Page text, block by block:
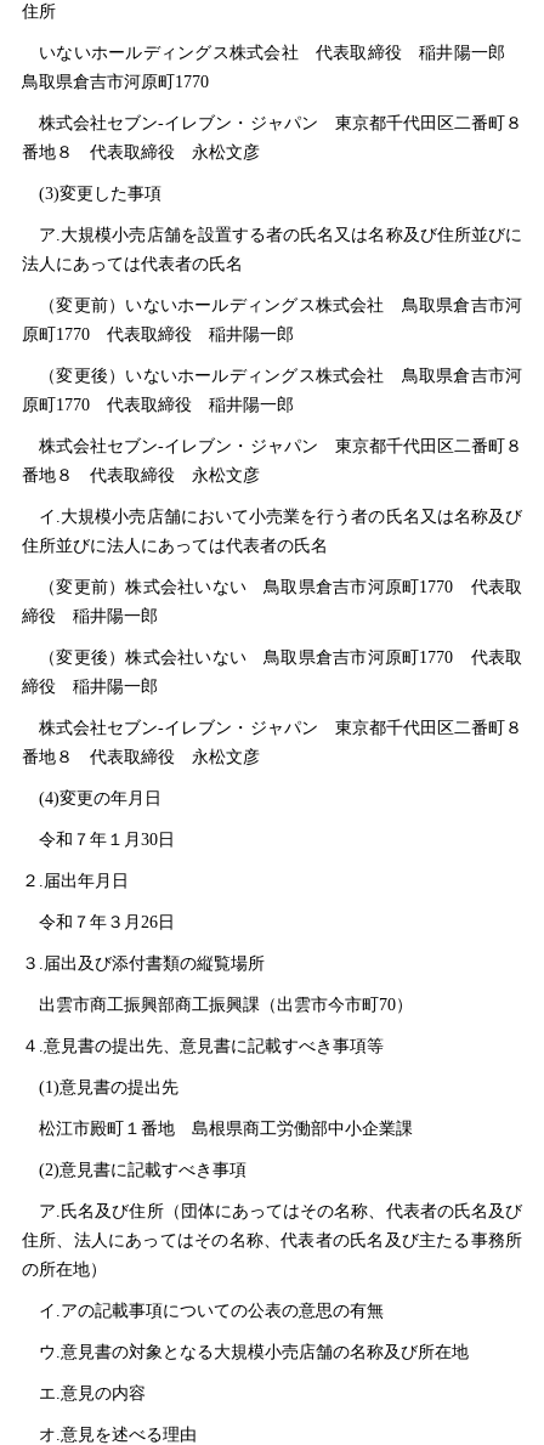
住所
いないホールディングス株式会社 代表取締役稲井陽一郎
鳥取県倉吉市河原町1770
株式会社セブン‐イレブン・ジャパン 東京都千代田区二番町８
番地８ 代表取締役 永松文彦
(3)変更した事項
ア.大規模小売店舗を設置する者の氏名又は名称及び住所並びに
法人にあっては代表者の氏名
（変更前）いないホールディングス株式会社 鳥取県倉吉市河
原町1770 代表取締役 稲井陽一郎
（変更後）いないホールディングス株式会社 鳥取県倉吉市河
原町1770 代表取締役 稲井陽一郎
株式会社セブン‐イレブン・ジャパン 東京都千代田区二番町８
番地８ 代表取締役 永松文彦
イ.大規模小売店舗において小売業を行う者の氏名又は名称及び
住所並びに法人にあっては代表者の氏名
（変更前）株式会社いない 鳥取県倉吉市河原町1770 代表取
締役 稲井陽一郎
（変更後）株式会社いない 鳥取県倉吉市河原町1770 代表取
締役 稲井陽一郎
株式会社セブン‐イレブン・ジャパン 東京都千代田区二番町８
番地８ 代表取締役 永松文彦
(4)変更の年月日
令和７年１月30日
２.届出年月日
令和７年３月26日
３.届出及び添付書類の縦覧場所
出雲市商工振興部商工振興課（出雲市今市町70）
４.意見書の提出先、意見書に記載すべき事項等
(1)意見書の提出先
松江市殿町１番地 島根県商工労働部中小企業課
(2)意見書に記載すべき事項
ア.氏名及び住所（団体にあってはその名称、代表者の氏名及び
住所、法人にあってはその名称、代表者の氏名及び主たる事務所
の所在地）
イ.アの記載事項についての公表の意思の有無
ウ.意見書の対象となる大規模小売店舗の名称及び所在地
エ.意見の内容
オ.意見を述べる理由